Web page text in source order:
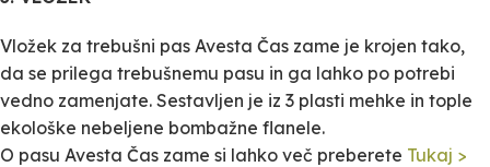
Vložek za trebušni pas Avesta Čas zame je krojen tako,
da se prilega trebušnemu pasu in ga lahko po potrebi
vedno zamenjate. Sestavljen je iz 3 plasti mehke in tople
ekološke nebeljene bombažne flanele.
O pasu Avesta Čas zame si lahko več preberete Tukaj >